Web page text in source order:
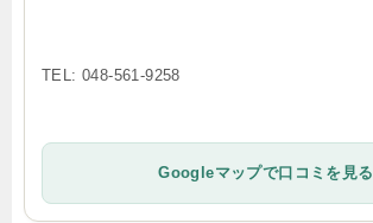
TEL: 048-561-9258
Googleマップで口コミを見る